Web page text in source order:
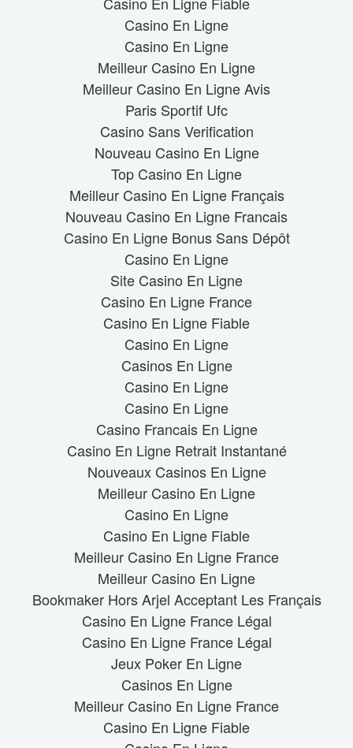
Casino En Ligne
Casino En Ligne
Meilleur Casino En Ligne
Meilleur Casino En Ligne Avis
Paris Sportif Ufc
Casino Sans Verification
Nouveau Casino En Ligne
Top Casino En Ligne
Meilleur Casino En Ligne Français
Nouveau Casino En Ligne Francais
Casino En Ligne Bonus Sans Dépôt
Casino En Ligne
Site Casino En Ligne
Casino En Ligne France
Casino En Ligne Fiable
Casino En Ligne
Casinos En Ligne
Casino En Ligne
Casino En Ligne
Casino Francais En Ligne
Casino En Ligne Retrait Instantané
Nouveaux Casinos En Ligne
Meilleur Casino En Ligne
Casino En Ligne
Casino En Ligne Fiable
Meilleur Casino En Ligne France
Meilleur Casino En Ligne
Bookmaker Hors Arjel Acceptant Les Français
Casino En Ligne France Légal
Casino En Ligne France Légal
Jeux Poker En Ligne
Casinos En Ligne
Meilleur Casino En Ligne France
Casino En Ligne Fiable